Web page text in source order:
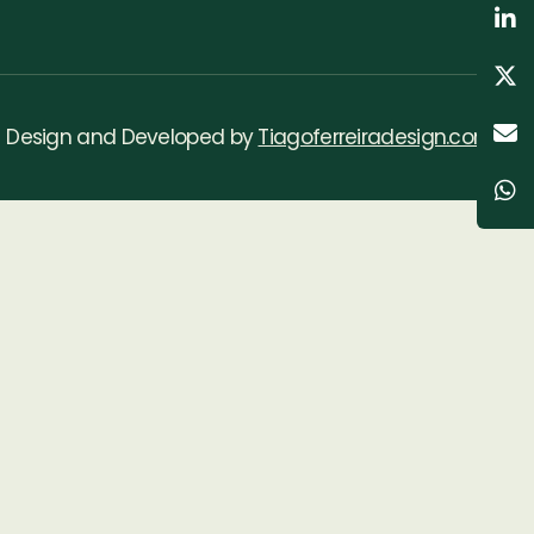
Design and Developed byTiagoferreiradesign.com